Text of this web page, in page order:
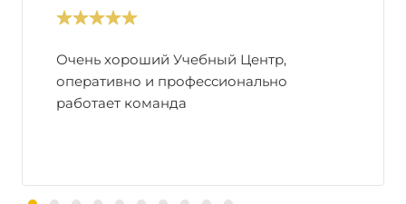
Очень хороший Учебный Центр,
оперативно и профессионально
работает команда